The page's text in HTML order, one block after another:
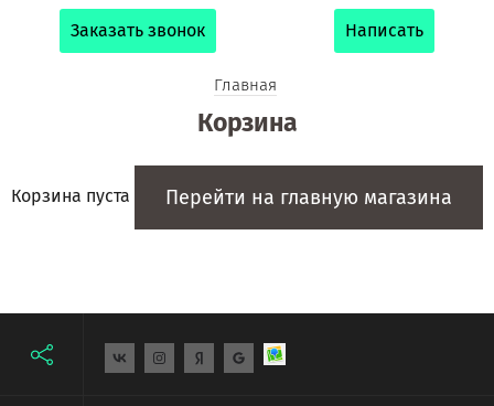
Заказать звонок Написать
Главная
Корзина
Корзина пуста Перейти на главную магазина